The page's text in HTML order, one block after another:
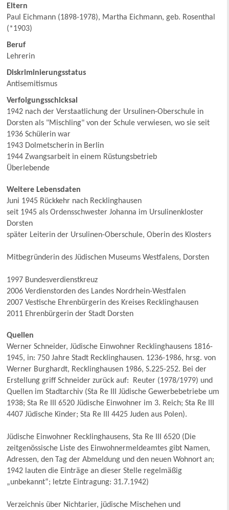
Eltern
Paul Eichmann (1898-1978), Martha Eichmann, geb. Rosenthal
(*1903)
Beruf
Lehrerin
Diskriminierungsstatus
Antisemitismus
Verfolgungsschicksal
1942 nach der Verstaatlichung der Ursulinen-Oberschule in
Dorsten als "Mischling" von der Schule verwiesen, wo sie seit
1936 Schülerin war
1943 Dolmetscherin in Berlin
1944 Zwangsarbeit in einem Rüstungsbetrieb
Überlebende
Weitere Lebensdaten
Juni 1945 Rückkehr nach Recklinghausen
seit 1945 als Ordensschwester Johanna im Ursulinenkloster
Dorsten
später Leiterin der Ursulinen-Oberschule, Oberin des Klosters
Mitbegründerin des Jüdischen Museums Westfalens, Dorsten
1997 Bundesverdienstkreuz
2006 Verdienstorden des Landes Nordrhein-Westfalen
2007 Vestische Ehrenbürgerin des Kreises Recklinghausen
2011 Ehrenbürgerin der Stadt Dorsten
Quellen
Werner Schneider, Jüdische Einwohner Recklinghausens 1816-
1945, in: 750 Jahre Stadt Recklinghausen. 1236-1986, hrsg. von
Werner Burghardt, Recklinghausen 1986, S.225-252. Bei der
Erstellung griff Schneider zurück auf: Reuter (1978/1979) und
Quellen im Stadtarchiv (Sta Re III Jüdische Gewerbebetriebe um
1938; Sta Re III 6520 Jüdische Einwohner im 3. Reich; Sta Re III
4407 Jüdische Kinder; Sta Re III 4425 Juden aus Polen).
Jüdische Einwohner Recklinghausens, Sta Re III 6520 (Die
zeitgenössische Liste des Einwohnermeldeamtes gibt Namen,
Adressen, den Tag der Abmeldung und den neuen Wohnort an;
1942 lauten die Einträge an dieser Stelle regelmäßig
„unbekannt“; letzte Eintragung: 31.7.1942)
Verzeichnis über Nichtarier, jüdische Mischehen und